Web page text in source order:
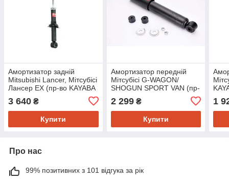
Амортизатор задній
Mitsubishi Lancer, Мітсубісі
Лансер EX (пр-во KAYABA
3 640 ₴
Купити
Амортизатор передній
Мітсубісі G-WAGON/
SHOGUN SPORT VAN (пр-
2 299₴
Купити
1
Про нас
99% позитивних з 101 відгука за рік